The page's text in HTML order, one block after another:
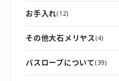
お手入れ(12)
その他大石メリヤス(4)
バスローブについて(39)